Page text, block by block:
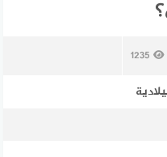
1235